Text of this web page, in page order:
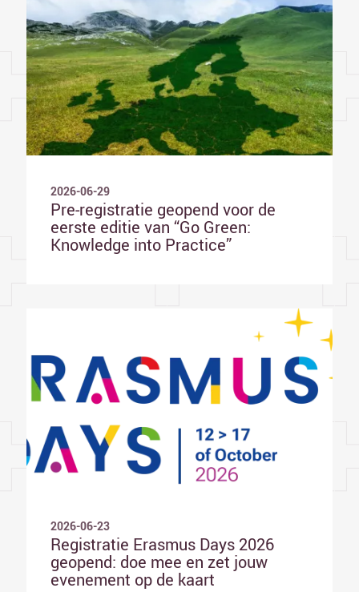
2026-06-29
Pre-registratie geopend voor de
eerste editie van “Go Green:
Knowledge into Practice”
2026-06-23
Registratie Erasmus Days 2026
geopend: doe mee en zet jouw
evenement op de kaart